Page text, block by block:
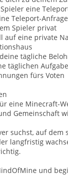
eine
Teleport-
Spieler privat
auf eine private
tägliche
täglichen
fürs Voten
eine Minecraft-
Gemeinschaft
suchst, auf dem
langfristig
und